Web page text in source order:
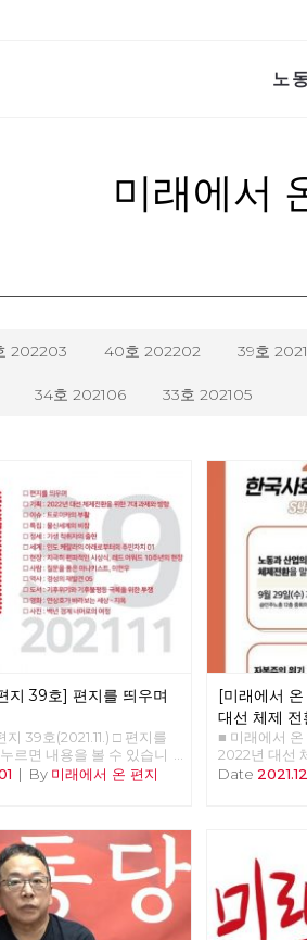
노
미래에서
202203 40호 202202 39호
34호 202106 33호 202105
지 39호] 편지를 띄우며
39호(2021.11.) □ 편지를
르면 내용을 볼 수 있습니
며 □ 기획 : 2022년 대선 체
민자치 01 □ 현장 : 지극히 편
레드 어워드 10주년의 현장 □
아나키스트, 이현우 □ 역
견 05 □ 도서 : 기후위기와 기
위한 투쟁 □ 영화 : 연상호가
옥 □ 사진 : 백년 경계 너머
| By 미래에서 온 편지
[미래에서
대선 체제
■ 미래에서 온 편지 39호(2021.11.) □ 기획 : 2022년 대선 체제 전환을 위한 7대 과제와 방향 홍석만 참세상연구소 연구원 이제, 정권이 아닌 체제를 바꿀 때 지금 한국 사회는 총체적 위기에 처해 있다. 경제 위기와 생태 위기 이로 인한 우리 삶의 위기가 바로 그것이다. 한국 경제는 IMF 외환 위기, 2008년 글로벌 금융 위기 이어 코로나19 경제 위기를 겪고 있다. 과거 두 차례의 경제 위기 극복이 노동자·민중의 희생에 기초해 이뤄지고 있듯이, 최근 팬데믹으로 인한 경제 위기 역시 노동자·민중의 일방적 희생을 낳고 있다. 더 근본적인 문제는 한국 경제가 성장해도 우리의 삶은 나아지지 않는다는 점이다. ‘고용 없는 성장’이 지속하고 있으며, 새로 창출되는 고용은 ‘저임금·불안정 일자리’뿐이다. 경제 성장의 과실은 경제를 장악한 재벌과 자산 소유자에게만 집중되고 있다. 재벌의 사내 유보금은 천문학적으로 커지고 있지만, 가계 소득은 악화하고 있다. 자산 격차는 코로나19 팬데믹 이후 더욱 커지고 있다. 경제가 성장해도 자본과 자산 소유자의 부(富)만 늘어날 뿐, 경제 불평등과 빈곤은 나날이 심화하고 있다. 이는 자본주의에서 경제위기는 반복될 수밖에 없으며, ‘파이를 키워 나눈다’라는 자본주의 경제 논리는 파국을 맞았음을 말한다. ‘소수 재벌과 자산 불로소득자를 위한 경제’를 ‘모든 사회 구성원의 인간다운 삶을 보장하는 경제’로 체제를 바꾸지 않는 한 경제위기와 노동의 위기를 극복할 수 없다. 기후 위기·생태 위기 역시 심각하다. 생태 파괴의 결과로 코로나19 바이러스와 같은 인수공통감염병의 주기적 창궐이라는 위험 앞에 놓였고, 기후 재앙도 전 세계를 엄습하고 있다. 그런데 코로나19 펜데믹이 그렇듯, 기후 위기의 피해 역시 차별적으로 작동한다. 기후 위기의 주범은 소수의 역사적 탄소 다배출국과 화석 연료를 많이 사용한 대자본임에도 불구하고, 제3세계 국가와 노동자 민중은 기후 위기로 생존의 위기에 몰리고 있다. 부를 독점하여 경제적 불평등 체제를 낳은 주범이 기후 위기의 주범이기도 하다는 사실은 불평등 체제와 기후 위기가 동전의 양면이라는 점을 말하는 것이자, 기후 위기가 자본주의의 결과라는 것을 말한다. 자본주의는 더 많은 이윤을 위해 더 많이 생산하고 노동자를 더 많이 착취하며, 생태계의 자정 능력이 감당할 수 없을 정도로 자연을 수탈하는 체제다. 기업 주도의 녹색 산업 창출이나, 착한 소비자 운동으로는 기후 위기와 생태 파괴를 극복할 수 없다. 생명과 생태 파괴의 대재앙을 불러올 핵 발전도 기후 위기의 대안이 결단코 아니다. 기약 없는 탄소 배출 저감 기술 발전과 시장 규제를 통해 이루겠다는 탄소 중립은 독점 자본의 시장 이윤을 보장하기 위한 거짓과 기만의 방식일 뿐이다. 과잉 생산-과소비로 낭비되는 물자와 자원은 생산량의 30% 가깝고 이를 필요한 만큼, 계획한 만큼만 줄여도 탄소 배출량의 30% 이상을 줄일 수 있다. 무엇보다 경제 체제가 바뀌어야 한다. 자본주의 세계 경제는 지금 성장의 한계를 넘어 경제 성장률이 마이너스(-)가 되어 경제 규모가 축소되는 역상장을 코앞에 두고 있다. 미국과 유럽 등 선진국의 평균 경제 성장률은 이미 0%대에 접어들었고, 기후 위기 확대에 따른 경제 피해의 증가로 빠르면 2030년을 전후로 마이너스 성장(역성장) 국면에 들어간다. 한국 경제도 이제 성장률 1% 대에 들어갔고 2050년 탄소 순배출이 0에 도달하는 탄소 중립을 이루더라도 그즈음 역성장에 들어갈 전망이다. 탄소 감축에 실패해 현재의 탄소 배출량을 지속하면 2030년대 중반 무렵부터 역성장 한다. 위기는 경제 불평등의 심화와 생태 위기에 그치지 않는다. 코로나19로 ‘공적 역할’의 중요성이 커지고 있음에도 불구하고, 한국 사회는 여전히 의료-주택-교육-돌봄의 영역이 시장에 맡겨져 있어, 존엄한 삶을 누릴 권리를 보장받지 못하고 있다. 한반도 정전 체제와 미·중 패권 경쟁의 심화로 한반도 평화는 아직도 염원으로만 남아 있다. 여성, 성 소수자, 장애인, 이주민, 청소년 등 사회적 소수자들은 인간다운 삶을 누릴 권리를 얻지 못한 채, 차별과 배제를 넘어 ‘혐오’의 대상으로까지 되고 있다. 한국 사회를 지배하는‘가치관’의 위기도 심각합니다. 사다리 꼭대기에 오르기 위한 치열한 경쟁 논리와 이를 뒷받침하는 공정성이 유일한 정의인 양 외쳐지고 있다. 이윤의 성장을 뜻하는 자본주의 성장 경제는 현실적, 환경적, 물리적 한계를 맞고 있고 이윤이 아닌 사회적 가치를 생산하는 경제 체제로의 전환을 예고하고 있다. ‘더 많은 이윤-더 많은 생산-더 많은 소비’를 하며 ‘더 많은 노동-더 많은 자연 수탈’에 의해 지탱되는 자본주의를 ‘필요한 만큼 계획적으로 생산하고 소비’하며, ‘더 적은 노동으로 자연과 공존하는 생태 사회’로 전환해야 한다. 이제 뒤엎고 바꿔야 한다. 그것이 체제 전환이다. 우리의 삶이 자본의 돈벌이에 내맡겨지지 않고 사회와 국가가 책임지고 존엄한 삶을 보장하는 사회, 인간과 자연이 공존하는 생태 사회, 차별과 배제·혐오가 없는 평등한 연대 사회, 핵과 전쟁 위기 없는 평화로운 한반도를 만들어야 한다. 2022년은 대통령 선거와 지방 선거가 연이어 있는 해이다. 특히 2022년 대선은 문재인 정부에 대한 평가를 넘어 코로나19를 계기로 부각된 한국 사회 전환의 방향을 둘러싼 대격돌이 벌어지는 장이 될 것이다. 민주당, 국민의힘과 같은 보수 기득권 정당은 경제 위기-생태 위기-삶의 위기를 낳은 공범으로 이를 해결할 의지도, 능력도 없다. 한국 사회의 대전환을 말하지만, 현재 한국 사회를 좀 고쳐 쓰자는 소위 ‘진보 정치’로는 한국 사회의 총체적 위기를 근본적으로 해결할 수 없다. 오직 ‘자본주의 너머’를 현실로 만들고 이를 향해 투쟁할 때 ‘경제 위기, 생태 위기, 삶의 위기’를 극복할 수 있다. ‘정권이 아니라 체제’를 바꿔야 한다. 한국 사회 대전환의 주체는 자본도, 국가도 아닌 바로 우리 노동자·민중이 되어야 한다. 체제 전환의 대안 정치로서 민주적, 생태적 사회주의 정치 운동이 본격화되어야 한다. 1. 재벌 중심 경제 체제에서 만인을 위한 사회적 경제 체제로 전환 1997년 외환위기 이후 한국 경제의 신자유주의 재편이 완료·강화되면서, 재벌과 초국적 자본의 한국 경제 대한 지배력이 강화되었다. 삼성, 현대차, SK, LG, 롯데 등 5대 그룹의 자산은 GDP의 60%에 달할 정도로 소수 재벌에 의한 경제 지배력이 커졌다. 정부 특혜 아래 재벌은 핵심 산업, 제 2금융권, 부동산 투기로 부를 축적하는 한편, 재벌은 반노동 체제, 하청 업체 불공정 거래, 중소 영세 자영업자 생존권 침탈로 막대한 이
Date